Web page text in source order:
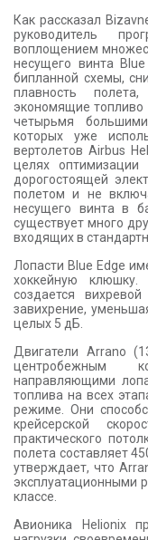
Как рассказал
руководитель
воплощением
несущего винта
бипланной схемы,
плавность
экономящие топливо
четырьмя
которых уже
вертолетов Airbus
целях
дорогостоящей
полетом и не
несущего винта в
существует много
входящих в
Лопасти Blue Edge
хоккейную
создается
завихрение,
целых 5 дБ.
Двигатели Arrano
центробежным
направляющими
топлива на всех
режиме. Они
крейсерской
практического
полета составляет
утверждает, что
эксплуатационными
классе.
Авионика Helionix